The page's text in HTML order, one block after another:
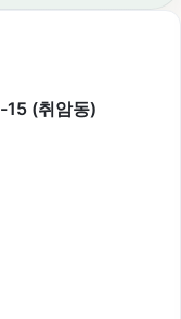
15 (취암동)